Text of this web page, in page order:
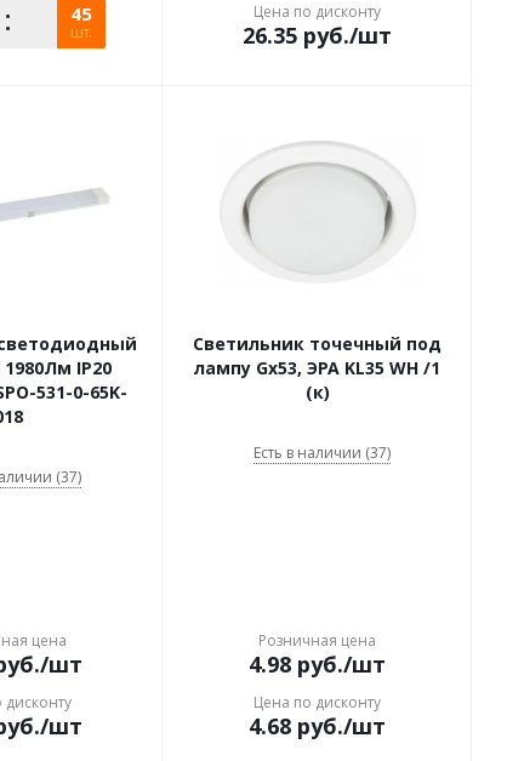
45
шт.
Цена по дисконту
26.35 руб./шт
1980Лм IP20
531-0-65K-
(37)
цена
/шт
/шт
Светильник точечный под
лампу Gx53, ЭРА KL35 WH /1
(к)
Есть в наличии (37)
Розничная цена
4.98 руб./шт
Цена по дисконту
4.68 руб./шт